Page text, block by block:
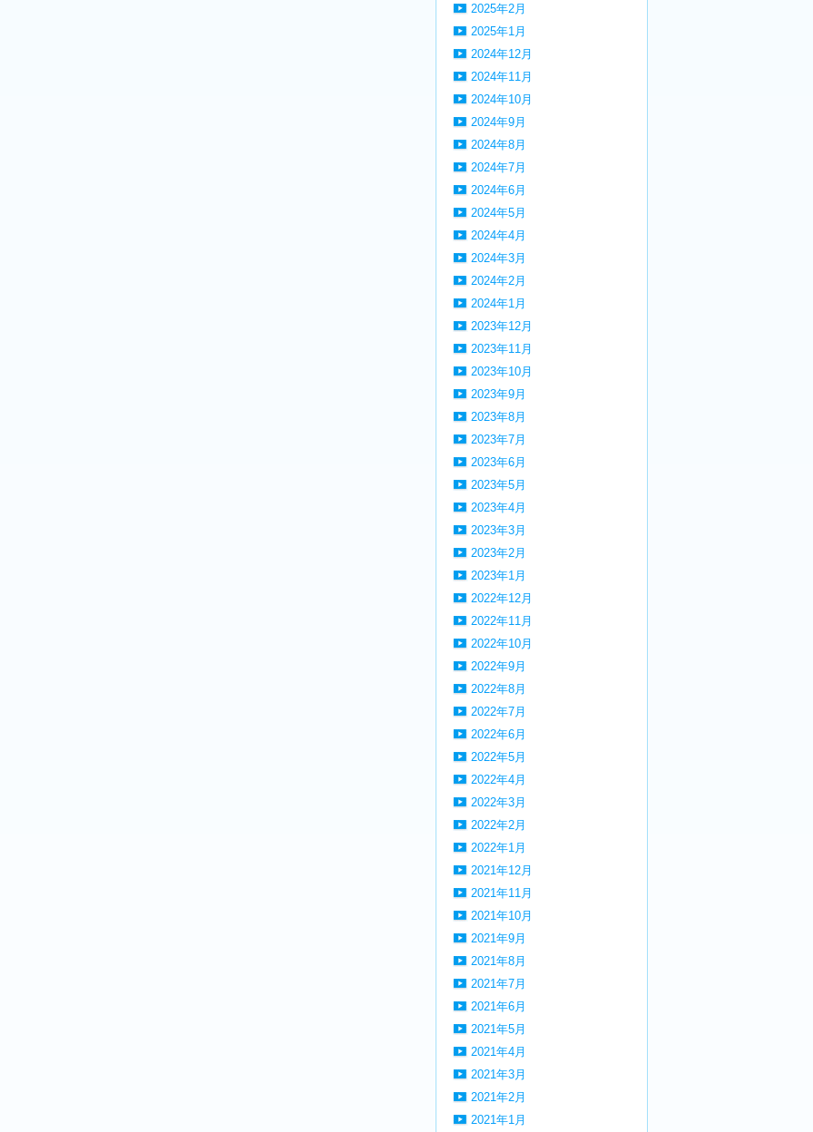
2025年2月
2025年1月
2024年12月
2024年11月
2024年10月
2024年9月
2024年8月
2024年7月
2024年6月
2024年5月
2024年4月
2024年3月
2024年2月
2024年1月
2023年12月
2023年11月
2023年10月
2023年9月
2023年8月
2023年7月
2023年6月
2023年5月
2023年4月
2023年3月
2023年2月
2023年1月
2022年12月
2022年11月
2022年10月
2022年9月
2022年8月
2022年7月
2022年6月
2022年5月
2022年4月
2022年3月
2022年2月
2022年1月
2021年12月
2021年11月
2021年10月
2021年9月
2021年8月
2021年7月
2021年6月
2021年5月
2021年4月
2021年3月
2021年2月
2021年1月